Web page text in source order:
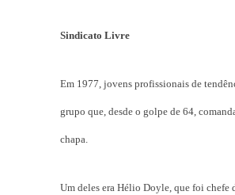
Sindicato Livre
Em 1977, jovens profissionais de
grupo que, desde o golpe de 64,
chapa.
Um deles era Hélio Doyle, que foi chefe